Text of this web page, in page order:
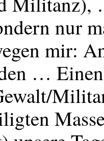
nur
mir:
…